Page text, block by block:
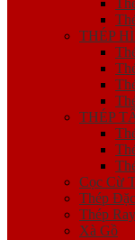
THÉP
THÉP
Cọc Cừ
Thép Đặc
Thép
Xà Gồ